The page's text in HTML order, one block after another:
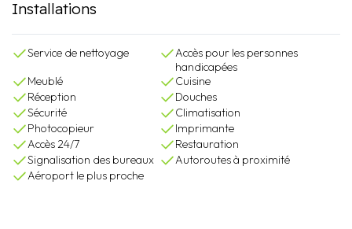
Installations
Service de nettoyage
Accès pour les personnes
handicapées
Meublé
Cuisine
Réception
Douches
Sécurité
Climatisation
Photocopieur
Imprimante
Accès 24/7
Restauration
Signalisation des bureaux
Autoroutes à proximité
Aéroport le plus proche